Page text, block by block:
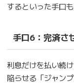
するといった手口も
手口6： 完済さ
利息だけを払い続
陥らせる「ジャン